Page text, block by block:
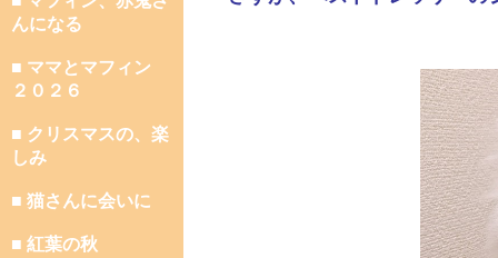
んになる
■ ママとマフィン
２０２６
■ クリスマスの、楽
しみ
■ 猫さんに会いに
■ 紅葉の秋